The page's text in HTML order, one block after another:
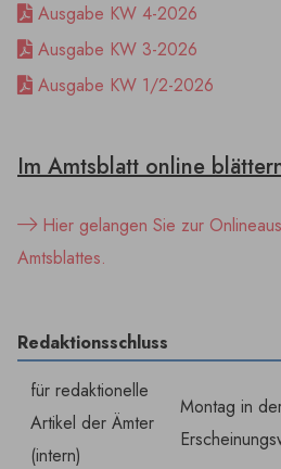
Ausgabe KW 4-2026
Ausgabe KW 3-2026
Ausgabe KW 1/2-2026
Im Amtsblatt online
Hier gelangen Sie zur
Amtsblattes.
Redaktionsschluss
für redaktionelle
Artikel der Ämter
(intern)
Montag in